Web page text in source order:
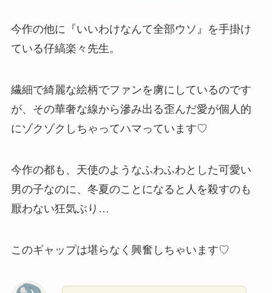
今作の他に『いいわけなんて全部ウソ』を手掛け
ている仔縞楽々先生。
繊細で綺麗な絵柄でファンを虜にしているのです
が、その華奢な線から滲み出る歪んだ愛が個人的
にゾクゾクしちゃってハマっています♡
今作の都も、天使のようなふわふわとした可愛い
男の子なのに、冬夏のことになると人を殺すのも
厭わない狂気ぶり…
このギャップは堪らなく興奮しちゃいます♡